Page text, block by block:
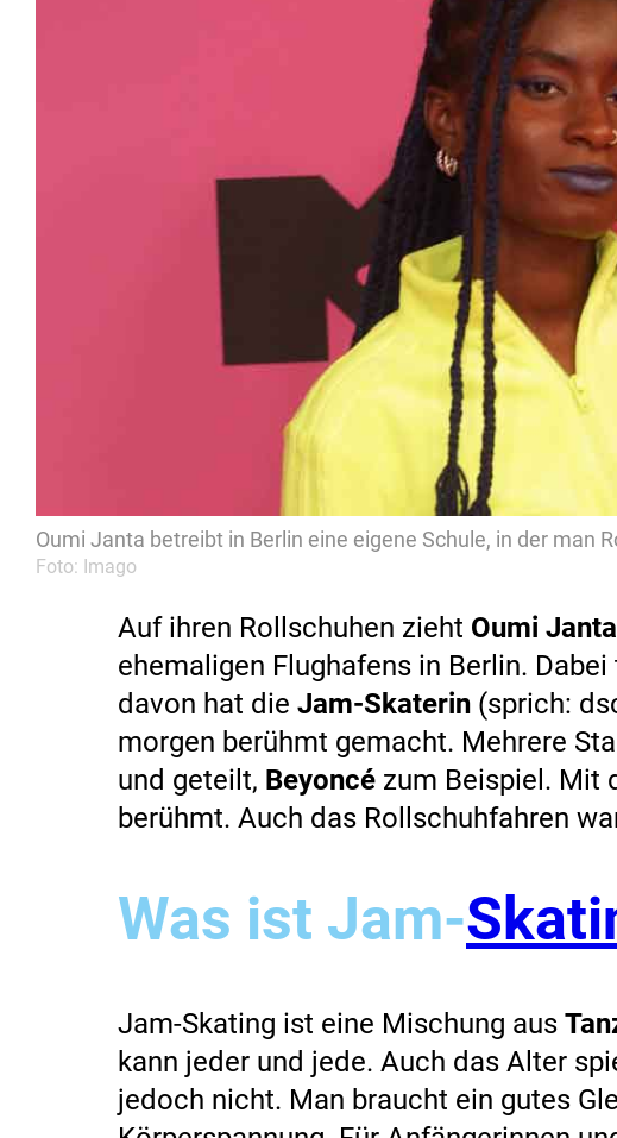
Oumi Janta betreibt in Berlin eine eigene Schule, in der man
Foto: Imago
Auf ihren Rollschuhen zieht Oumi Janta
ehemaligen Flughafens in Berlin.
davon hat die Jam-Skaterin (sprich:
morgen berühmt gemacht. Mehrere
und geteilt, Beyoncé zum Beispiel. Mit
berühmt. Auch das Rollschuhfahren
Was ist Jam-
Jam-Skating ist eine Mischung aus
kann jeder und jede. Auch das Alter
jedoch nicht. Man braucht ein gutes